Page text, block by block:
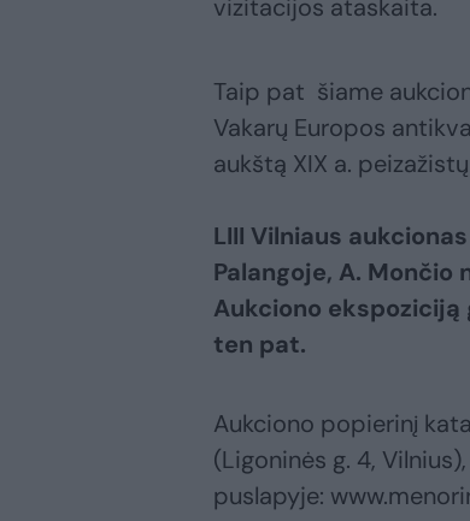
vizitacijos ataskaita.
Taip pat šiame
Vakarų Europos
aukštą XIX
LIII Vilniaus
Palangoje, A. Mončio
Aukciono ekspoziciją
ten pat.
Aukciono popierinį
(Ligoninės g. 4,
puslapyje: